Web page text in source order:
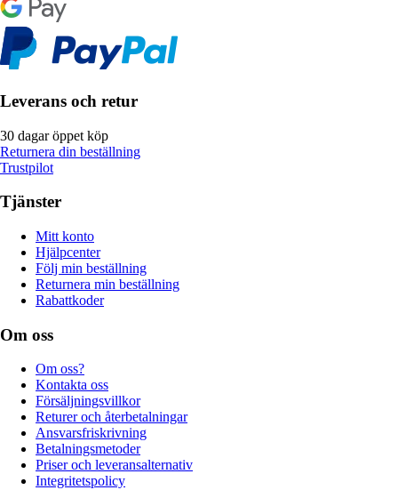
Leverans och retur
30 dagar öppet köp
Returnera din beställning
Trustpilot
Tjänster
Mitt konto
Hjälpcenter
Följ min beställning
Returnera min beställning
Rabattkoder
Om oss
Om oss?
Kontakta oss
Försäljningsvillkor
Returer och återbetalningar
Ansvarsfriskrivning
Betalningsmetoder
Priser och leveransalternativ
Integritetspolicy